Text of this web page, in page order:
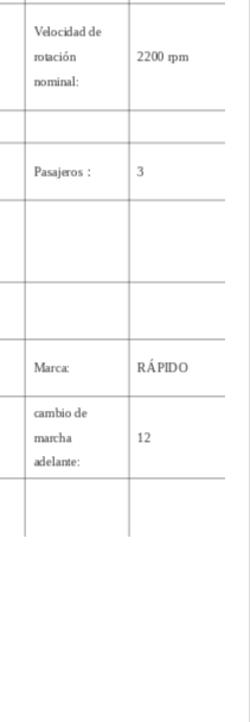
Velocidad de
rotación
nominal:
2200 rpm
Pasajeros： 3
Marca: RÁPIDO
cambio de
marcha
adelante:
12